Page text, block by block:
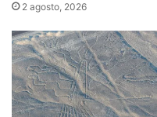
2 agosto, 2026